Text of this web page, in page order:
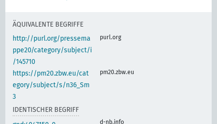
ÄQUIVALENTE BEGRIFFE
http://purl.org/pressema
ppe20/category/subject/i
/145710
purl.org
https://pm20.zbw.eu/cat
egory/subject/s/n36_Sm
3
pm20.zbw.eu
IDENTISCHER BEGRIFF
d-nb.info